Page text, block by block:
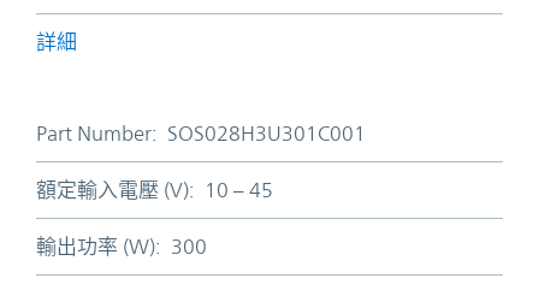
詳細
Part Number: SOS028H3U301C001
額定輸入電壓 (V): 10 – 45
輸出功率 (W): 300